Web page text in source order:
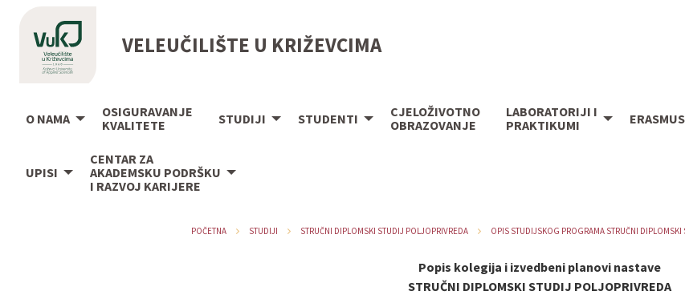
VELEUČILIŠTE U KRIŽEVCIMA
O NAMA
OSIGURAVANJE
KVALITETE
STUDIJI STUDENTI
CJELOŽIVOTNO
OBRAZOVANJE
LABORATORIJI I
PRAKTIKUMI
UPISI
CENTAR ZA
AKADEMSKU PODRŠKU
I RAZVOJ KARIJERE
POČETNA STUDIJI STRUČNI DIPLOMSKI STUDIJ POLJOPRIVREDA OPIS STUDIJSKOG PROGRAMA STRUČNI
Popis kolegija i izvedbeni planovi nastave
STRUČNI DIPLOMSKI STUDIJ POLJOPRIVREDA